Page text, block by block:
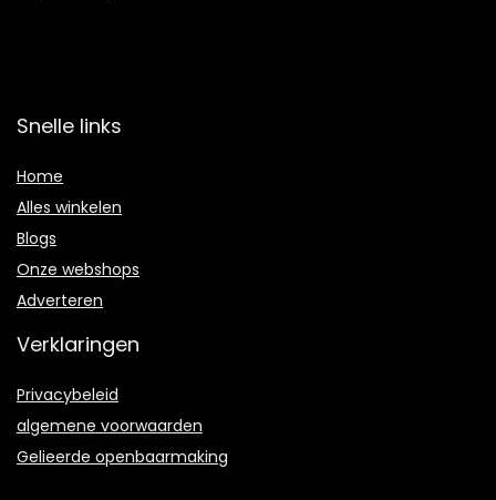
Snelle links
Home
Alles winkelen
Blogs
Onze webshops
Adverteren
Verklaringen
Privacybeleid
algemene voorwaarden
Gelieerde openbaarmaking